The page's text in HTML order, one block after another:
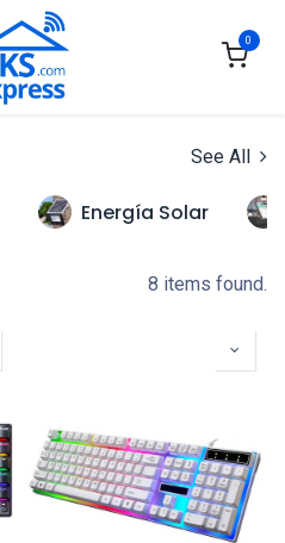
0
See All
Energía Solar
8 items found.